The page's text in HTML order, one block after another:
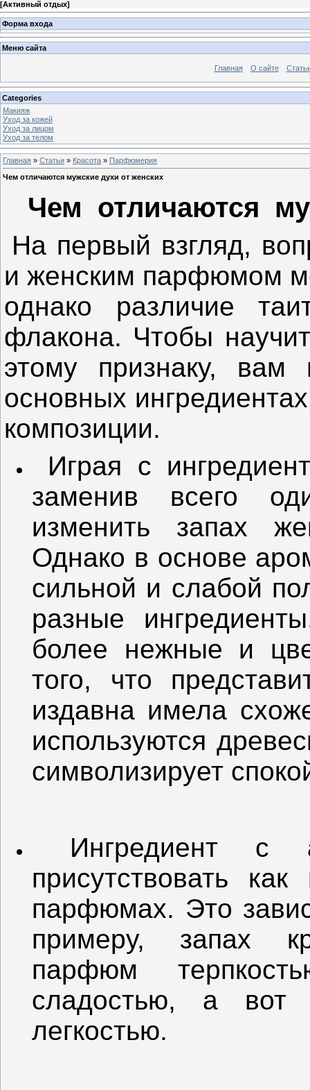
[Активный отдых]
Форма входа
Меню сайта
Главная О сайте
Categories
Макияж
Уход за кожей
Уход за лицом
Уход за телом
Главная » Статьи » Красота » Парфюмерия
Чем отличаются мужские духи от женских
Чем отличаются
На первый взгляд,
и женским парфюмом
однако различие
флакона. Чтобы
этому признаку, вам
основных
композиции.
Играя с
заменив всего
изменить запах
Однако в основе
сильной и слабой
разные
более нежные и
того, что
издавна имела
используются
символизирует
Ингредиент с
присутствовать
парфюмах. Это
примеру, запах
парфюм
сладостью, а вот
легкостью.